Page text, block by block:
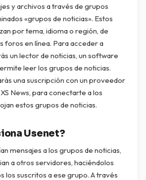
y archivos a través de grupos
«grupos de noticias». Estos
por tema, idioma o región, de
foros en línea. Para acceder a
un lector de noticias, un software
leer los grupos de noticias.
una suscripción con un proveedor
News, para conectarte a los
estos grupos de noticias.
Usenet?
mensajes a los grupos de noticias,
a otros servidores, haciéndolos
los suscritos a ese grupo. A través